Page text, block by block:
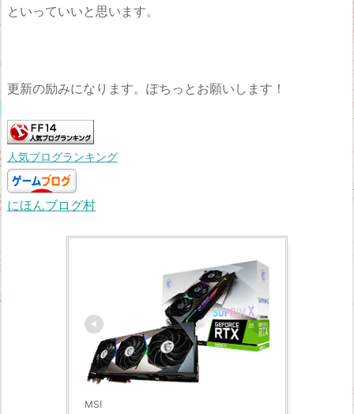
といっていいと思います。
更新の励みになります。ぽちっとお願いします！
人気ブログランキング
にほんブログ村
MSI